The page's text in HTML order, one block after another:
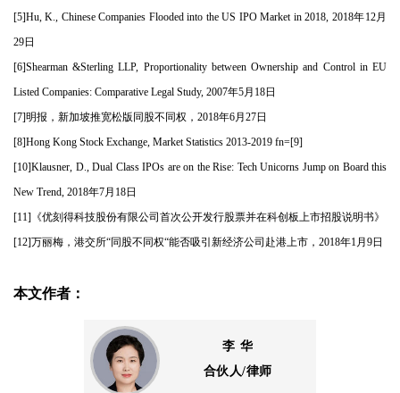
[5]Hu, K., Chinese Companies Flooded into the US IPO Market in 2018, 2018年12月
29日
[6]Shearman &Sterling LLP, Proportionality between Ownership and Control in EU
Listed Companies: Comparative Legal Study, 2007年5月18日
[7]明报，新加坡推宽松版同股不同权，2018年6月27日
[8]Hong Kong Stock Exchange, Market Statistics 2013-2019 fn=[9]
[10]Klausner, D., Dual Class IPOs are on the Rise: Tech Unicorns Jump on Board this
New Trend, 2018年7月18日
[11]《优刻得科技股份有限公司首次公开发行股票并在科创板上市招股说明书》
[12]万丽梅，港交所“同股不同权“能否吸引新经济公司赴港上市，2018年1月9日
本文作者：
李 华
合伙人/律师